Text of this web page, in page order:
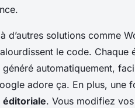
d’autres solutions comme
le code. Chaque
généré automatiquement,
adore ça. En plus, une
éditoriale. Vous modifiez